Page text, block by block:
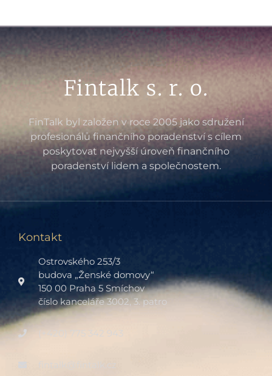
Fintalk s. r. o.
FinTalk byl založen v roce 2005 jako sdružení
profesionálů finančního poradenství s cílem
poskytovat nejvyšší úroveň finančního
poradenství lidem a společnostem.
Kontakt
Ostrovského 253/3
budova „Ženské domovy“
150 00 Praha 5 Smíchov
číslo kanceláře 3002, 3. patro
(+420) 775 342 943
fintalk@fintalk.cz